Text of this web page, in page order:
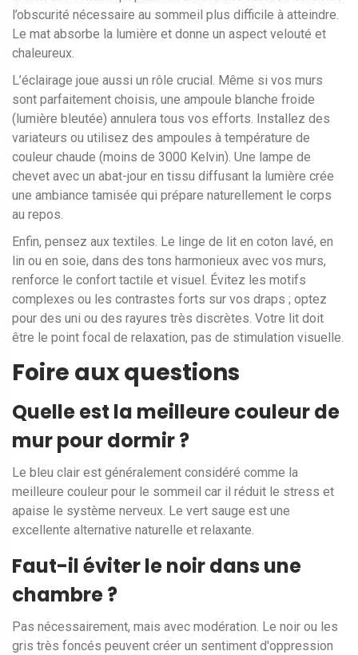
l’obscurité nécessaire au sommeil plus difficile à atteindre.
Le mat absorbe la lumière et donne un aspect velouté et
chaleureux.
L’éclairage joue aussi un rôle crucial. Même si vos murs
sont parfaitement choisis, une ampoule blanche froide
(lumière bleutée) annulera tous vos efforts. Installez des
variateurs ou utilisez des ampoules à température de
couleur chaude (moins de 3000 Kelvin). Une lampe de
chevet avec un abat-jour en tissu diffusant la lumière crée
une ambiance tamisée qui prépare naturellement le corps
au repos.
Enfin, pensez aux textiles. Le linge de lit en coton lavé, en
lin ou en soie, dans des tons harmonieux avec vos murs,
renforce le confort tactile et visuel. Évitez les motifs
complexes ou les contrastes forts sur vos draps ; optez
pour des uni ou des rayures très discrètes. Votre lit doit
être le point focal de relaxation, pas de stimulation visuelle.
Foire aux questions
Quelle est la meilleure couleur de
mur pour dormir ?
Le bleu clair est généralement considéré comme la
meilleure couleur pour le sommeil car il réduit le stress et
apaise le système nerveux. Le vert sauge est une
excellente alternative naturelle et relaxante.
Faut-il éviter le noir dans une
chambre ?
Pas nécessairement, mais avec modération. Le noir ou les
gris très foncés peuvent créer un sentiment d'oppression